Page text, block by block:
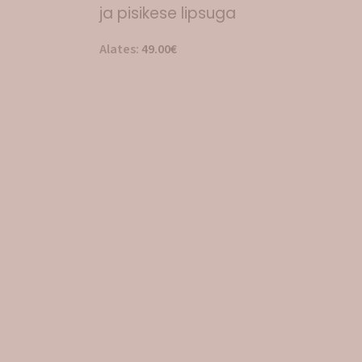
ja pisikese lipsuga
Alates:49.00€